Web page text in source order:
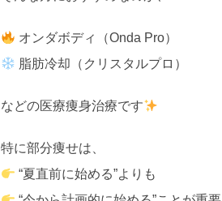
オンダボディ（Onda Pro）
脂肪冷却（クリスタルプロ）
などの医療痩身治療です
特に部分痩せは、
“夏直前に始める”よりも